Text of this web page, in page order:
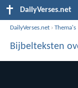
DailyVerses.net
DailyVerses.net ›Thema's
Bijbelteksten